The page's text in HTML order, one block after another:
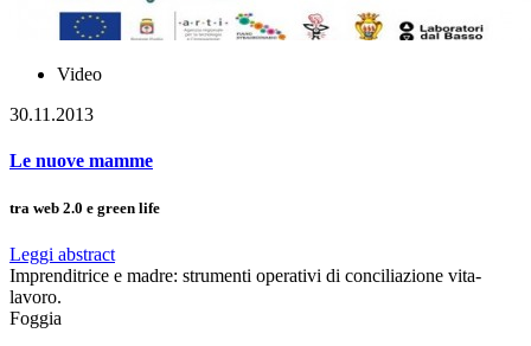
Video
30.11.2013
Le nuove mamme
tra web 2.0 e green life
Leggi abstract
Imprenditrice e madre: strumenti operativi di conciliazione vita-
lavoro.
Foggia